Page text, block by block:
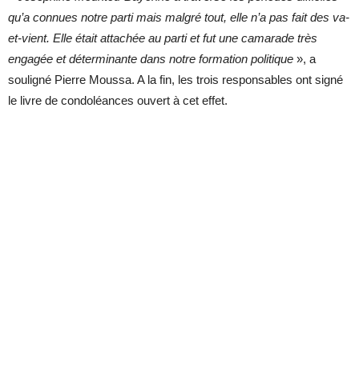
qu’a connues notre parti mais malgré tout, elle n’a pas fait des va-
et-vient. Elle était attachée au parti et fut une camarade très
engagée et déterminante dans notre formation politique », a
souligné Pierre Moussa. A la fin, les trois responsables ont signé
le livre de condoléances ouvert à cet effet.